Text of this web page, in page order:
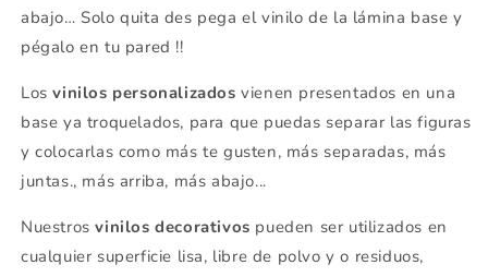
abajo… Solo quita des pega el vinilo de la lámina base y
pégalo en tu pared !!
Losvinilos personalizados vienen presentados en una
base ya troquelados, para que puedas separar las figuras
y colocarlas como más te gusten, más separadas, más
juntas., más arriba, más abajo...
Nuestrosvinilos decorativos pueden ser utilizados en
cualquier superficie lisa, libre de polvo y o residuos,